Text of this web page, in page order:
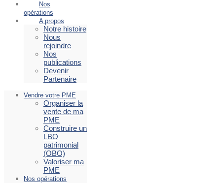
Nos
opérations
A propos
Notre histoire
Nous
rejoindre
Nos
publications
Devenir
Partenaire
Vendre votre PME
Organiser la
vente de ma
PME
Construire un
LBO
patrimonial
(OBO)
Valoriser ma
PME
Nos opérations